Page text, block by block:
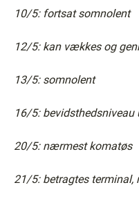
10/5: fortsat somnolent
12/5: kan vækkes og
13/5: somnolent
16/5:
20/5: nærmest komatøs
21/5: betragtes terminal,